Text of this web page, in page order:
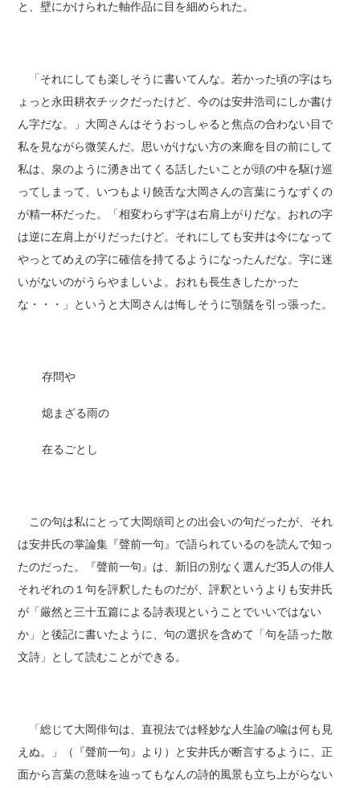
と、壁にかけられた軸作品に目を細められた。
「それにしても楽しそうに書いてんな。若かった頃の字はち
ょっと永田耕衣チックだったけど、今のは安井浩司にしか書け
ん字だな。」大岡さんはそうおっしゃると焦点の合わない目で
私を見ながら微笑んだ。思いがけない方の来廊を目の前にして
私は、泉のように湧き出てくる話したいことが頭の中を駆け巡
ってしまって、いつもより饒舌な大岡さんの言葉にうなずくの
が精一杯だった。「相変わらず字は右肩上がりだな。おれの字
は逆に左肩上がりだったけど。それにしても安井は今になって
やっとてめえの字に確信を持てるようになったんだな。字に迷
いがないのがうらやましいよ。おれも長生きしたかった
な・・・」というと大岡さんは悔しそうに顎鬚を引っ張った。
存問や
熄まざる雨の
在るごとし
この句は私にとって大岡頌司との出会いの句だったが、それ
は安井氏の掌論集『聲前一句』で語られているのを読んで知っ
たのだった。『聲前一句』は、新旧の別なく選んだ35人の俳人
それぞれの１句を評釈したものだが、評釈というよりも安井氏
が「厳然と三十五篇による詩表現ということでいいではない
か」と後記に書いたように、句の選択を含めて「句を語った散
文詩」として読むことができる。
「総じて大岡俳句は、直視法では軽妙な人生論の喩は何も見
えぬ。」（『聲前一句』より）と安井氏が断言するように、正
面から言葉の意味を辿ってもなんの詩的風景も立ち上がらない